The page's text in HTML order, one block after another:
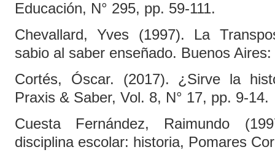
Educación, N° 295, pp. 59-111.
Chevallard, Yves (1997). La
sabio al saber enseñado. Buenos
Cortés, Óscar. (2017). ¿Sirve la
Praxis & Saber, Vol. 8, N° 17, pp. 9-14.
Cuesta Fernández, Raimundo
disciplina escolar: historia, Pomares